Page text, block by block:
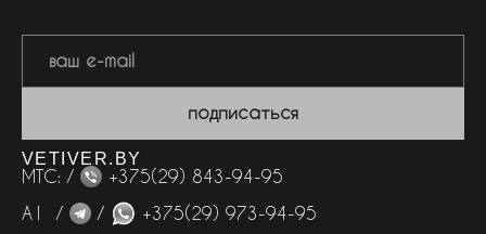
подписаться
VETIVER.BY
МТС: /
+375(29) 843-94-95
А1 /
/
+375(29) 973-94-95